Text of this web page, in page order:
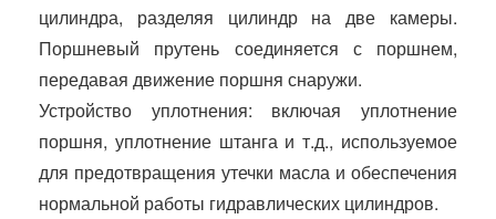
цилиндра, разделяя цилиндр на две камеры.
Поршневый прутень соединяется с поршнем,
передавая движение поршня снаружи.
Устройство уплотнения: включая уплотнение
поршня, уплотнение штанга и т.д., используемое
для предотвращения утечки масла и обеспечения
нормальной работы гидравлических цилиндров.